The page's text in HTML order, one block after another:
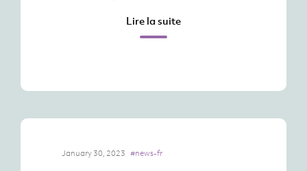
Lire la suite
January 30, 2023 #news-fr